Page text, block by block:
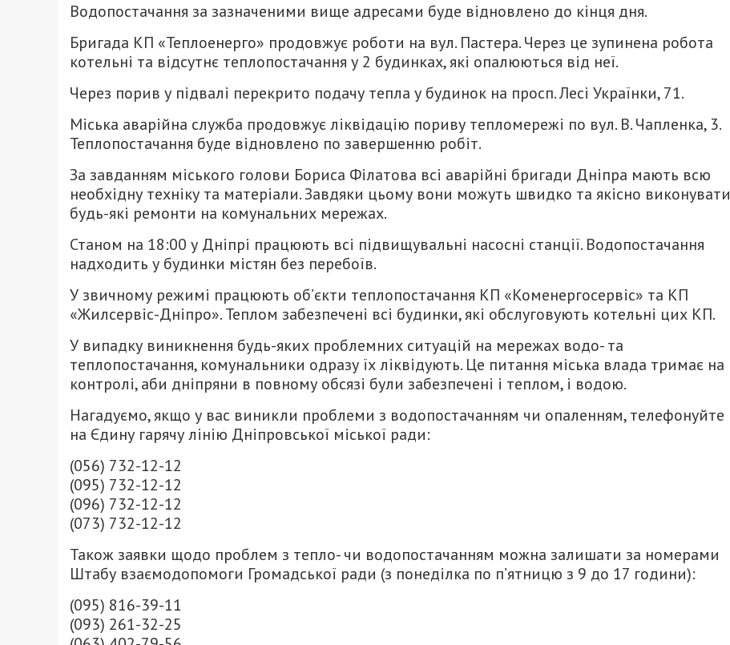
Водопостачання за зазначеними вище адресами буде відновлено до кінця дня.
Бригада КП «Теплоенерго» продовжує роботи на вул. Пастера. Через це зупинена робота
котельні та відсутнє теплопостачання у 2 будинках, які опалюються від неї.
Через порив у підвалі перекрито подачу тепла у будинок на просп. Лесі Українки, 71.
Міська аварійна служба продовжує ліквідацію пориву тепломережі по вул. В. Чапленка, 3.
Теплопостачання буде відновлено по завершенню робіт.
За завданням міського голови Бориса Філатова всі аварійні бригади Дніпра мають всю
необхідну техніку та матеріали. Завдяки цьому вони можуть швидко та якісно виконувати
будь-які ремонти на комунальних мережах.
Станом на 18:00 у Дніпрі працюють всі підвищувальні насосні станції. Водопостачання
надходить у будинки містян без перебоїв.
У звичному режимі працюють об’єкти теплопостачання КП «Коменергосервіс» та КП
«Жилсервіс-Дніпро». Теплом забезпечені всі будинки, які обслуговують котельні цих КП.
У випадку виникнення будь-яких проблемних ситуацій на мережах водо- та
теплопостачання, комунальники одразу їх ліквідують. Це питання міська влада тримає на
контролі, аби дніпряни в повному обсязі були забезпечені і теплом, і водою.
Нагадуємо, якщо у вас виникли проблеми з водопостачанням чи опаленням, телефонуйте
на Єдину гарячу лінію Дніпровської міської ради:
(056) 732-12-12
(095) 732-12-12
(096) 732-12-12
(073) 732-12-12
Також заявки щодо проблем з тепло- чи водопостачанням можна залишати за номерами
Штабу взаємодопомоги Громадської ради (з понеділка по п’ятницю з 9 до 17 години):
(095) 816-39-11
(093) 261-32-25